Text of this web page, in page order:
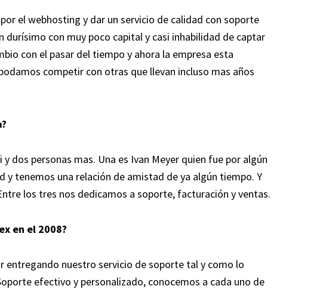
el webhosting y dar un servicio de calidad con soporte
durísimo con muy poco capital y casi inhabilidad de captar
con el pasar del tiempo y ahora la empresa esta
competir con otras que llevan incluso mas años
dos personas mas. Una es Ivan Meyer quien fue por algún
y tenemos una relación de amistad de ya algún tiempo. Y
los tres nos dedicamos a soporte, facturación y ventas.
en el 2008?
entregando nuestro servicio de soporte tal y como lo
efectivo y personalizado, conocemos a cada uno de